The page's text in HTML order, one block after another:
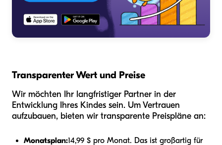
Transparenter Wert und Preise
Wir möchten Ihr langfristiger Partner in der
Entwicklung Ihres Kindes sein. Um Vertrauen
aufzubauen, bieten wir transparente Preispläne an:
Monatsplan:14,99 $ pro Monat. Das ist großartig für